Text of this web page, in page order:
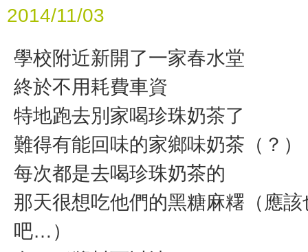
2014/11/03
學校附近新開了一家春水堂
終於不用耗費車資
特地跑去別家喝珍珠奶茶了
難得有能回味的家鄉味奶茶（？）
每次都是去喝珍珠奶茶的
那天很想吃他們的黑糖麻糬（應
吧…）